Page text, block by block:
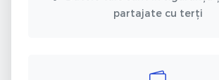
partajate cu terți